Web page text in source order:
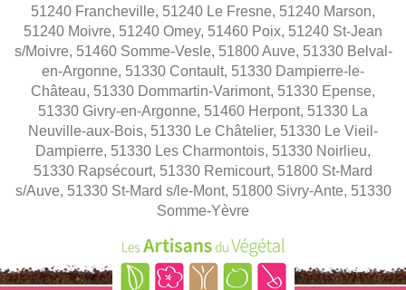
51240 Francheville, 51240 Le Fresne, 51240 Marson,
51240 Moivre, 51240 Omey, 51460 Poix, 51240 St-Jean
s/Moivre, 51460 Somme-Vesle, 51800 Auve, 51330 Belval-
en-Argonne, 51330 Contault, 51330 Dampierre-le-
Château, 51330 Dommartin-Varimont, 51330 Epense,
51330 Givry-en-Argonne, 51460 Herpont, 51330 La
Neuville-aux-Bois, 51330 Le Châtelier, 51330 Le Vieil-
Dampierre, 51330 Les Charmontois, 51330 Noirlieu,
51330 Rapsécourt, 51330 Remicourt, 51800 St-Mard
s/Auve, 51330 St-Mard s/le-Mont, 51800 Sivry-Ante, 51330
Somme-Yèvre